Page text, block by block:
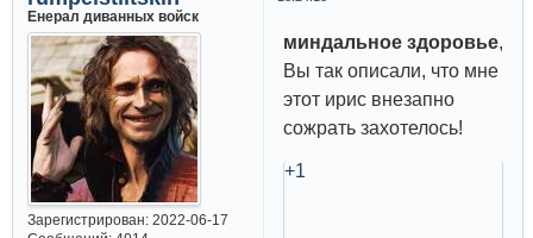
Енерал диванных войск
Зарегистрирован: 2022-06-17
миндальное здоровье,
Вы так описали, что мне
этот ирис внезапно
сожрать захотелось!
+1